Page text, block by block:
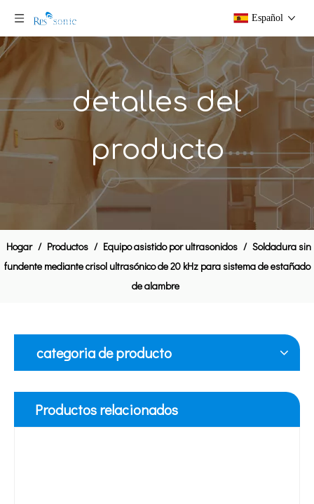
Español
detalles del
producto
Hogar / Productos / Equipo asistido por ultrasonidos / Soldadura sin
fundente mediante crisol ultrasónico de 20 kHz para sistema de estañado
de alambre
categoria de producto
Productos relacionados
Analizador de impedancia ultrasónica compatible con alta frecuencia para transductores de ultrasonido